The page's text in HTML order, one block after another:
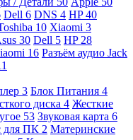
Dell 6 DNS 4 HP40
10 Xiaomi 3
30 Dell 5 HP 28
16 Разъём аудио Jack
3 Блок Питания 4
диска 4 Жесткие
53 Звуковая карта 6
для ПК 2 Материнские